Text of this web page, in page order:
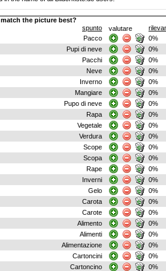
match the picture best?
spunto
valutare
Pacco
0%
Pupi di neve
0%
Pacchi
0%
Neve
0%
Inverno
0%
Mangiare
0%
Pupo di neve
0%
Rapa
0%
Vegetale
0%
Verdura
0%
Scope
0%
Scopa
0%
Rape
0%
Inverni
0%
Gelo
0%
Carota
0%
Carote
0%
Alimento
0%
Alimenti
0%
Alimentazione
0%
Cartoncini
0%
Cartoncino
0%